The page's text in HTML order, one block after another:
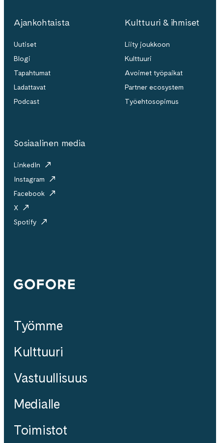
Ajankohtaista
Uutiset
Blogi
Tapahtumat
Ladattavat
Podcast
Kulttuuri & ihmiset
Liity joukkoon
Kulttuuri
Avoimet työpaikat
Partner ecosystem
Työehtosopimus
Sosiaalinen media
LinkedIn
Instagram
Facebook
X
Spotify
Gofore
Työmme
Kulttuuri
Vastuullisuus
Medialle
Toimistot